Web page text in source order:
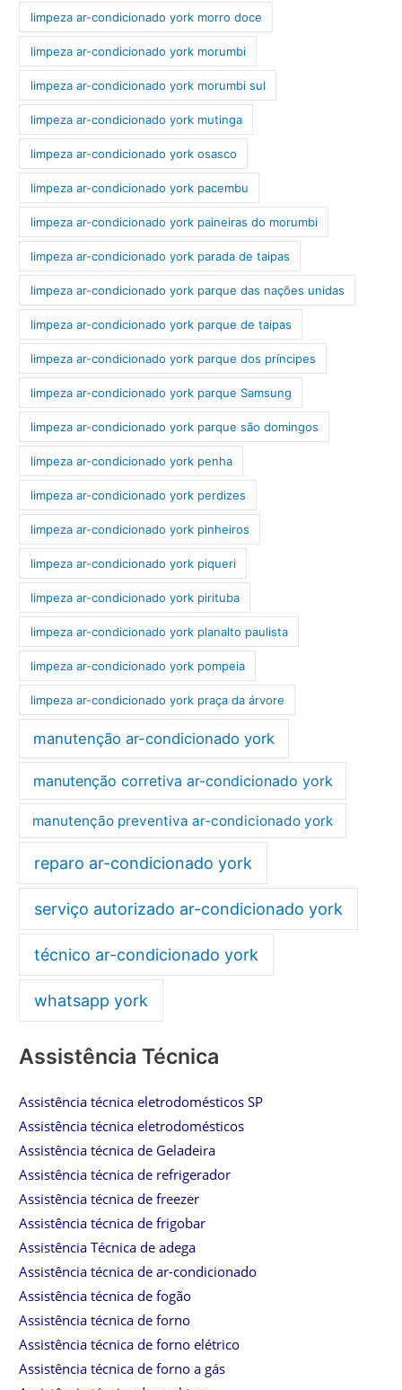
limpeza ar-condicionado york morro doce
limpeza ar-condicionado york morumbi
limpeza ar-condicionado york morumbi sul
limpeza ar-condicionado york mutinga
limpeza ar-condicionado york osasco
limpeza ar-condicionado york pacembu
limpeza ar-condicionado york paineiras do morumbi
limpeza ar-condicionado york parada de taipas
limpeza ar-condicionado york parque das nações unidas
limpeza ar-condicionado york parque de taipas
limpeza ar-condicionado york parque dos príncipes
limpeza ar-condicionado york parque Samsung
limpeza ar-condicionado york parque são domingos
limpeza ar-condicionado york penha
limpeza ar-condicionado york perdizes
limpeza ar-condicionado york pinheiros
limpeza ar-condicionado york piqueri
limpeza ar-condicionado york pirituba
limpeza ar-condicionado york planalto paulista
limpeza ar-condicionado york pompeia
limpeza ar-condicionado york praça da árvore
manutenção ar-condicionado york
manutenção corretiva ar-condicionado york
manutenção preventiva ar-condicionado york
reparo ar-condicionado york
serviço autorizado ar-condicionado york
técnico ar-condicionado york
whatsapp york
Assistência Técnica
Assistência técnica eletrodomésticos SP
Assistência técnica eletrodomésticos
Assistência técnica de Geladeira
Assistência técnica de refrigerador
Assistência técnica de freezer
Assistência técnica de frigobar
Assistência Técnica de adega
Assistência técnica de ar-condicionado
Assistência técnica de fogão
Assistência técnica de forno
Assistência técnica de forno elétrico
Assistência técnica de forno a gás